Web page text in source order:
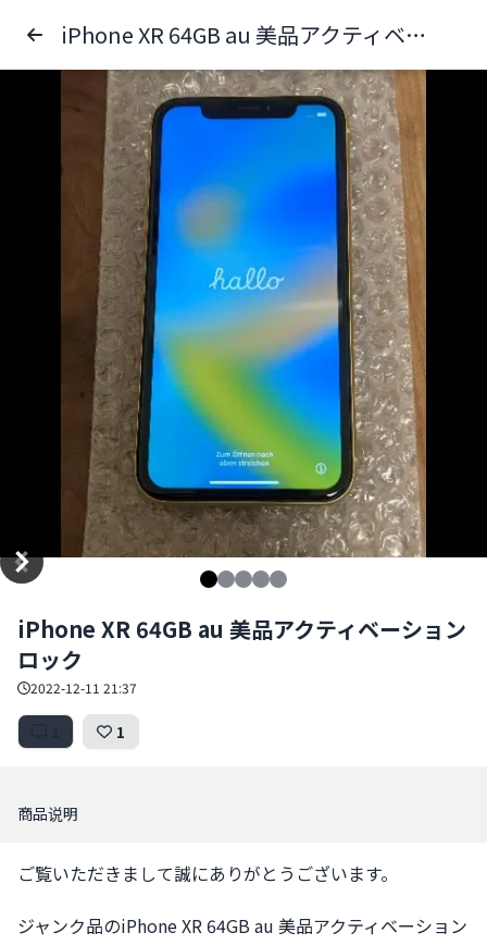
iPhone XR 64GB au 美品アクティベーションロック
iPhone XR 64GB au 美品アクティベーション
ロック
2022-12-11 21:37
1
商品说明
ご覧いただきまして誠にありがとうございます。
ジャンク品のiPhone XR 64GB au 美品アクティベーション